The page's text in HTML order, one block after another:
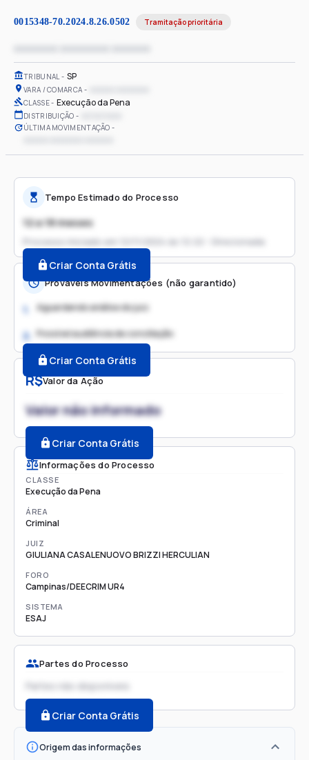
0015348-70.2024.8.26.0502 Tramitação prioritária
TRIBUNAL SP
VARA / COMARCA
CLASSE Execução da Pena
DISTRIBUIÇÃO
ÚLTIMA MOVIMENTAÇÃO
R$Valor da Ação
Valor não informado
Criar Conta Grátis
Informações do Processo
CLASSE
Execução da Pena
ÁREA
Criminal
JUIZ
GIULIANA CASALENUOVO BRIZZI HERCULIAN
FORO
Campinas/DEECRIM UR4
SISTEMA
ESAJ
Partes do Processo
Partes não disponíveis
Criar Conta Grátis
Origem das informações
Tempo Estimado do Processo
12 a 18 meses
Processo iniciado em 12/11/2024 às 12:22 - Direcionada
Criar Conta Grátis
Prováveis Movimentações (não garantido)
1. Aguardando análise do juiz
2. Possível audiência de conciliação
Criar Conta Grátis